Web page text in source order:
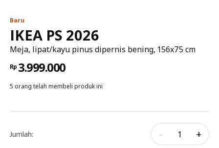
Baru
IKEA PS 2026
Meja, lipat/kayu pinus dipernis bening, 156x75 cm
Rp 3.999.000
5 orang telah membeli produk ini
Jumlah: - +